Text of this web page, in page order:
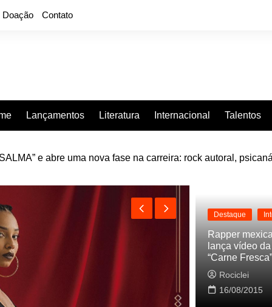
Doação Contato
Lançamentos Literatura Internacional Talentos
e abre uma nova fase na carreira: rock autoral,
“Projeção”, de 2010, nas plataformas digitais
Destaque
Rapper
lança vídeo
“Carne Fresca”
Rociclei
16/08/2015